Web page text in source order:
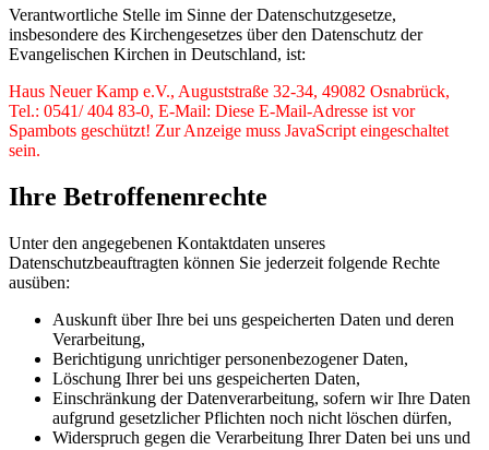
Verantwortliche Stelle im Sinne der Datenschutzgesetze,
insbesondere des Kirchengesetzes über den Datenschutz der
Evangelischen Kirchen in Deutschland, ist:
Haus Neuer Kamp e.V., Auguststraße 32-34, 49082 Osnabrück,
Tel.: 0541/ 404 83-0, E-Mail: Diese E-Mail-Adresse ist vor
Spambots geschützt! Zur Anzeige muss JavaScript eingeschaltet
sein.
Ihre Betroffenenrechte
Unter den angegebenen Kontaktdaten unseres
Datenschutzbeauftragten können Sie jederzeit folgende Rechte
ausüben:
Auskunft über Ihre bei uns gespeicherten Daten und deren
Verarbeitung,
Berichtigung unrichtiger personenbezogener Daten,
Löschung Ihrer bei uns gespeicherten Daten,
Einschränkung der Datenverarbeitung, sofern wir Ihre Daten
aufgrund gesetzlicher Pflichten noch nicht löschen dürfen,
Widerspruch gegen die Verarbeitung Ihrer Daten bei uns und